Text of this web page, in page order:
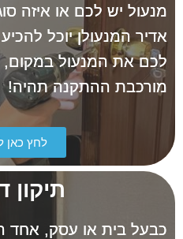
מנעול יש לכם או איזה
אדיר המנעולן יוכל
לכם את המנעול
מורכבת ההתקנה תהיה!
לחץ כאן
תיקון
כבעל בית או עסק, אחד